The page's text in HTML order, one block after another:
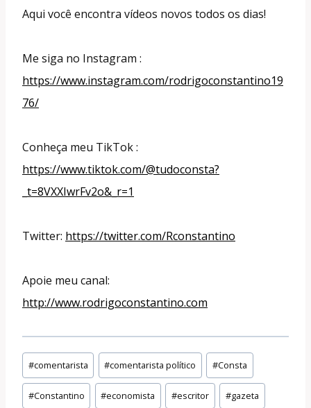
Aqui você encontra vídeos novos todos os dias!
Me siga no Instagram :
https://www.instagram.com/rodrigoconstantino19
76/
Conheça meu TikTok :
https://www.tiktok.com/@tudoconsta?
_t=8VXXIwrFv2o&_r=1
Twitter: https://twitter.com/Rconstantino
Apoie meu canal:
http://www.rodrigoconstantino.com
Tags
do
Post:
#comentarista #comentarista político #Consta
#Constantino #economista #escritor #gazeta